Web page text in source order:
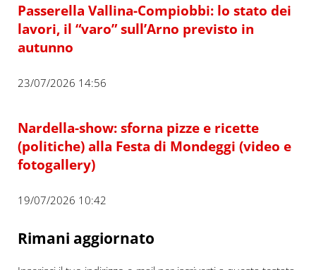
Passerella Vallina-Compiobbi: lo stato dei
lavori, il “varo” sull’Arno previsto in
autunno
23/07/2026 14:56
Nardella-show: sforna pizze e ricette
(politiche) alla Festa di Mondeggi (video e
fotogallery)
19/07/2026 10:42
Rimani aggiornato